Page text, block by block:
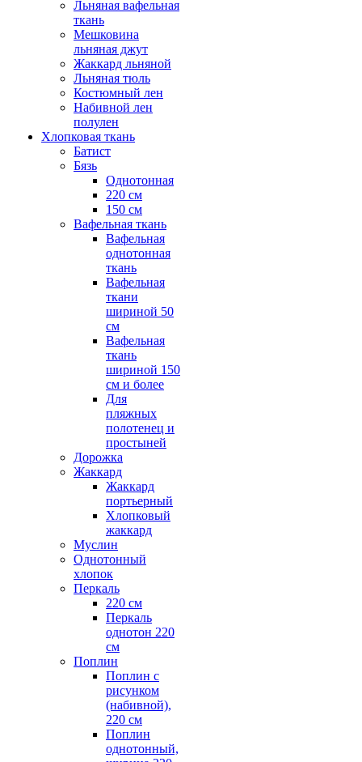
Льняная вафельная
ткань
Мешковина
льняная джут
Жаккард льняной
Льняная тюль
Костюмный лен
Набивной лен
полулен
Хлопковая ткань
Батист
Бязь
Однотонная
220 см
150 см
Вафельная ткань
Вафельная
однотонная
ткань
Вафельная
ткани
шириной 50
см
Вафельная
ткань
шириной 150
см и более
Для
пляжных
полотенец и
простыней
Дорожка
Жаккард
Жаккард
портьерный
Хлопковый
жаккард
Муслин
Однотонный
хлопок
Перкаль
220 см
Перкаль
однотон 220
см
Поплин
Поплин с
рисунком
(набивной),
220 см
Поплин
однотонный,